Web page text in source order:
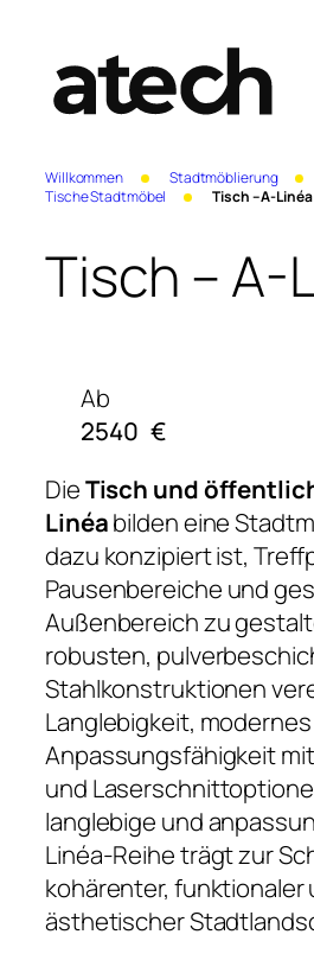
Willkommen Stadtmöblierung
Tische Stadtmöbel
Tisch – A-Linéa
Tisch – A-
Ab
2540 €
DieTisch und
Linéabilden eine
dazu konzipiert ist,
Pausenbereiche und
Außenbereich zu
robusten,
Stahlkonstruktionen
Langlebigkeit,
Anpassungsfähigkeit
und
langlebige und
Linéa-Reihe trägt zur
kohärenter, funktionaler
ästhetischer